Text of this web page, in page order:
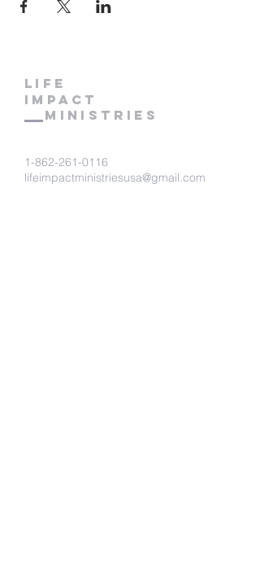
LIFE
IMPACT
MINISTRIES
1-862-261-0116
lifeimpactministriesusa@gmail.com